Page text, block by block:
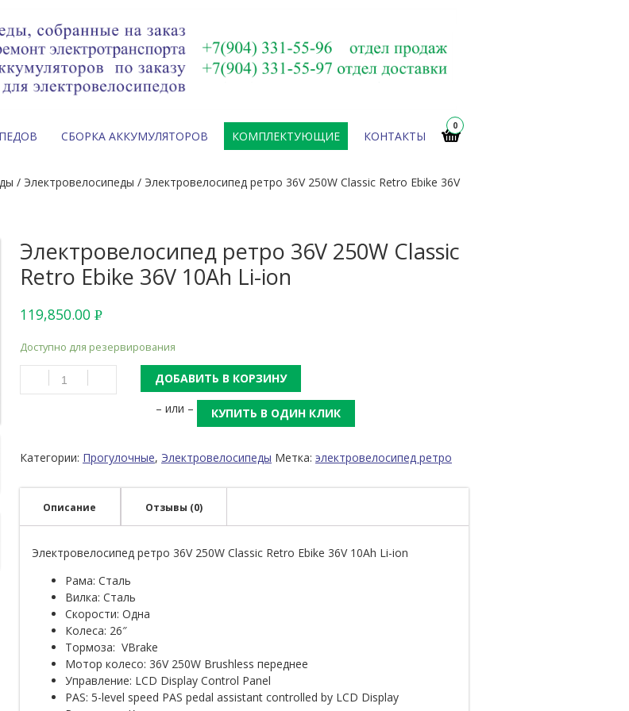
0
СБОРКА АККУМУЛЯТОРОВ КОМПЛЕКТУЮЩИЕ КОНТАКТЫ
/ Электровелосипеды / Электровелосипед ретро 36V 250W Classic Retro Ebike 36V
Электровелосипед ретро 36V 250W Classic
Retro Ebike 36V 10Ah Li-ion
119,850.00 Р
Доступно для резервирования
ДОБАВИТЬ В КОРЗИНУ
– или –
КУПИТЬ В ОДИН КЛИК
Категории: Прогулочные, Электровелосипеды Метка: электровелосипед ретро
Описание Отзывы (0)
Электровелосипед ретро 36V 250W Classic Retro Ebike 36V 10Ah Li-ion
Рама: Сталь
Вилка: Сталь
Скорости: Одна
Колеса: 26″
Тормоза: VBrake
Мотор колесо: 36V 250W Brushless переднее
Управление: LCD Display Control Panel
PAS: 5-level speed PAS pedal assistant controlled by LCD Display